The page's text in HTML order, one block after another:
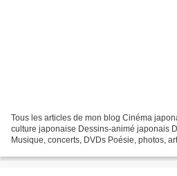
Tous les articles de mon blog Cinéma
culture japonaise Dessins-animé japonais
Musique, concerts, DVDs Poésie, photos,